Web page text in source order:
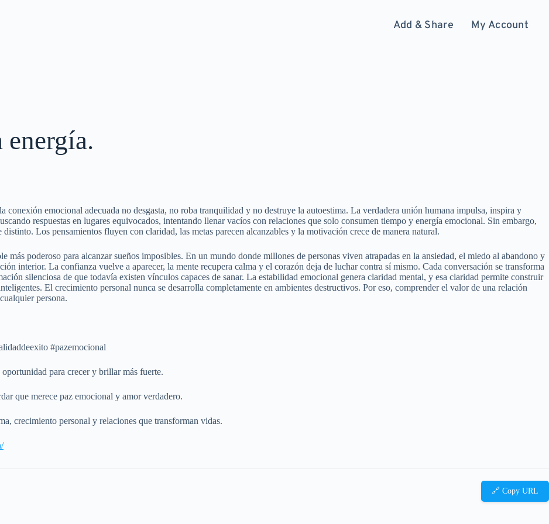
Add & Share My Account
conexión emocional adecuada no desgasta, no roba tranquilidad y no destruye la autoestima. La verdadera unión humana impulsa, inspira y
respuestas en lugares equivocados, intentando llenar vacíos con relaciones que solo consumen tiempo y energía emocional. Sin embargo,
Los pensamientos fluyen con claridad, las metas parecen alcanzables y la motivación crece de manera natural.
más poderoso para alcanzar sueños imposibles. En un mundo donde millones de personas viven atrapadas en la ansiedad, el miedo al abandono y
interior. La confianza vuelve a aparecer, la mente recupera calma y el corazón deja de luchar contra sí mismo. Cada conversación se transforma
silenciosa de que todavía existen vínculos capaces de sanar. La estabilidad emocional genera claridad mental, y esa claridad permite construir
El crecimiento personal nunca se desarrolla completamente en ambientes destructivos. Por eso, comprender el valor de una relación
persona.
#pazemocional
para crecer y brillar más fuerte.
que merece paz emocional y amor verdadero.
crecimiento personal y relaciones que transforman vidas.
🔗 Copy URL